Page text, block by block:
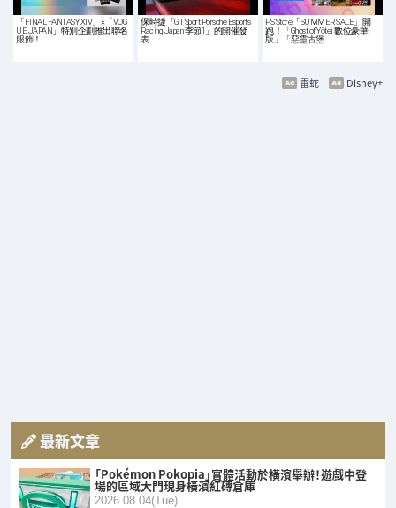
「FINAL FANTASY XIV」×「VOG
UE JAPAN」特別企劃推出聯名
服飾！
保時捷「GT Sport Porsche Esports
Racing Japan 季節1」的開催發
表
PS Store「SUMMER SALE」開
跑！「Ghost of Yōtei 數位豪華
版」「惡靈古堡 …
Disney+
雷蛇
最新文章
「Pokémon Pokopia」實體活動於橫濱舉辦！遊戲中登
場的區域大門現身橫濱紅磚倉庫
2026.08.04(Tue)